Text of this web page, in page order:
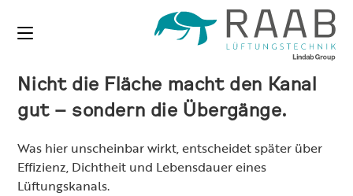
Zum
Nicht die Fläche macht den Kanal
gut – sondern die Übergänge.
Was hier unscheinbar wirkt, entscheidet später über
Effizienz, Dichtheit und Lebensdauer eines
Lüftungskanals.